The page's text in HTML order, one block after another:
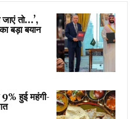
तो…’,
बड़ा बयान
हुई महंगी-